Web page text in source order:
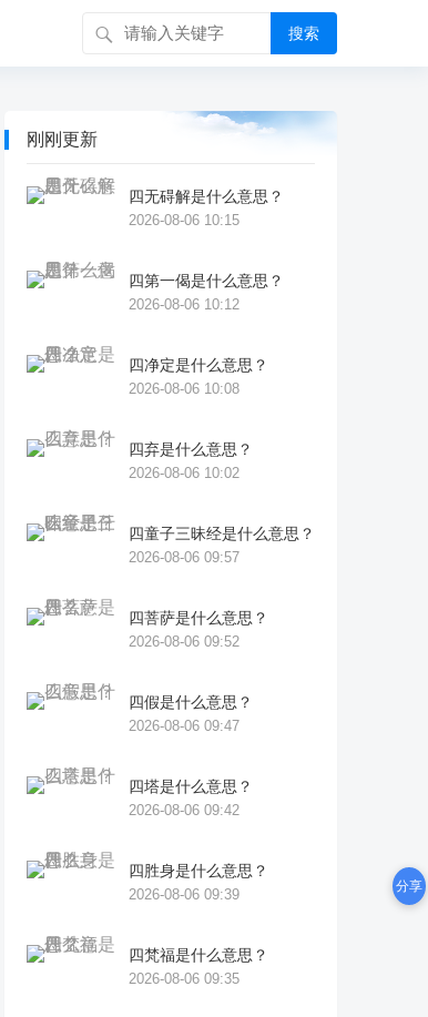
搜索
刚刚更新
四无碍解是什么意思？
2026-08-06 10:15
四第一偈是什么意思？
2026-08-06 10:12
四净定是什么意思？
2026-08-06 10:08
四弃是什么意思？
2026-08-06 10:02
四童子三昧经是什么意思？
2026-08-06 09:57
四菩萨是什么意思？
2026-08-06 09:52
四假是什么意思？
2026-08-06 09:47
四塔是什么意思？
2026-08-06 09:42
四胜身是什么意思？
2026-08-06 09:39
四梵福是什么意思？
2026-08-06 09:35
分享